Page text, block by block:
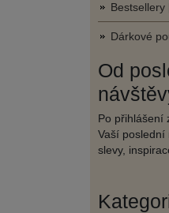
Bestsellery
Dárkové
Od
Po přihlášení
Vaší poslední
slevy,